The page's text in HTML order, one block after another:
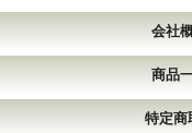
会社
商品
特定商